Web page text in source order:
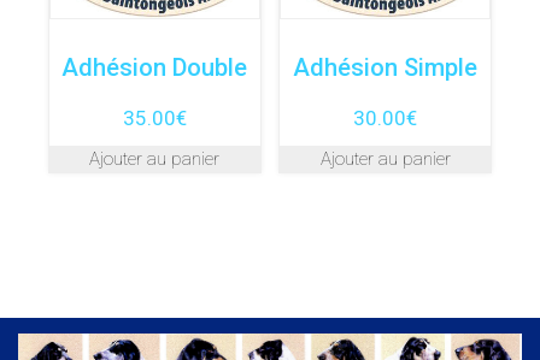
Adhésion Double
35.00€
Ajouter au panier
Adhésion Simple
30.00€
Ajouter au panier